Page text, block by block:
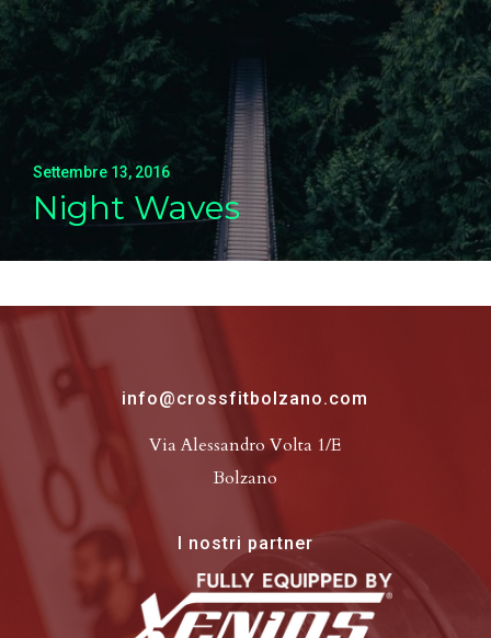
Settembre 13, 2016
Night Waves
info@crossfitbolzano.com
Via Alessandro Volta 1/E
Bolzano
I nostri partner